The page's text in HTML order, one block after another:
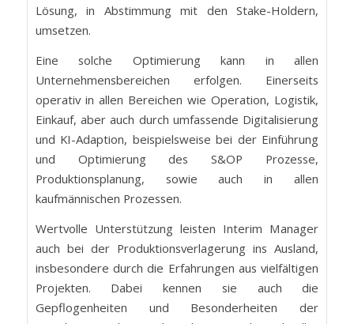
Lösung, in Abstimmung mit den Stake-Holdern,
umsetzen.
Eine solche Optimierung kann in allen
Unternehmensbereichen erfolgen. Einerseits
operativ in allen Bereichen wie Operation, Logistik,
Einkauf, aber auch durch umfassende Digitalisierung
und KI-Adaption, beispielsweise bei der Einführung
und Optimierung des S&OP Prozesse,
Produktionsplanung, sowie auch in allen
kaufmännischen Prozessen.
Wertvolle Unterstützung leisten Interim Manager
auch bei der Produktionsverlagerung ins Ausland,
insbesondere durch die Erfahrungen aus vielfältigen
Projekten. Dabei kennen sie auch die
Gepflogenheiten und Besonderheiten der